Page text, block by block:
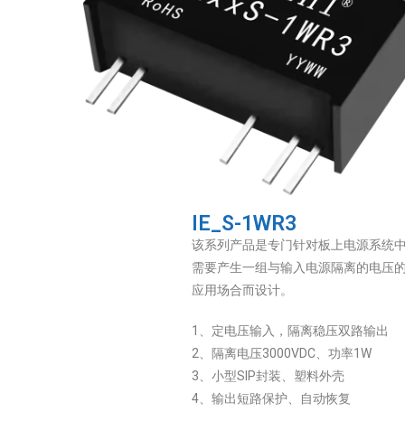
IE_S-1WR3
该系列产品是专门针对板上电源系统
需要产生一组与输入电源隔离的电压
应用场合而设计。
1、定电压输入，隔离稳压双路输出
2、隔离电压3000VDC、功率1W
3、小型SIP封装、塑料外壳
4、输出短路保护、自动恢复